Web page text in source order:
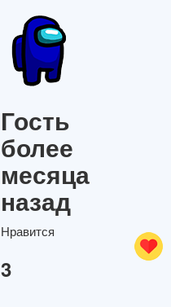
Гость
более
месяца
назад
Нравится
3